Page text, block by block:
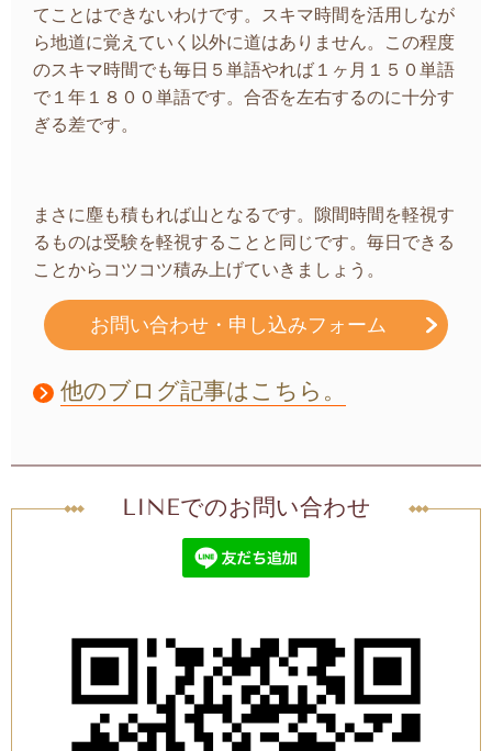
てことはできないわけです。スキマ時間を活用しなが
ら地道に覚えていく以外に道はありません。この程度
のスキマ時間でも毎日５単語やれば１ヶ月１５０単語
で１年１８００単語です。合否を左右するのに十分す
ぎる差です。
まさに塵も積もれば山となるです。隙間時間を軽視す
るものは受験を軽視することと同じです。毎日できる
ことからコツコツ積み上げていきましょう。
お問い合わせ・申し込みフォーム
他のブログ記事はこちら。
LINEでのお問い合わせ